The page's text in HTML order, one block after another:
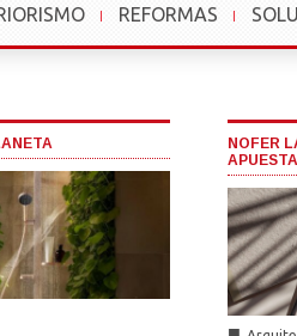
REFORMAS
NOFER